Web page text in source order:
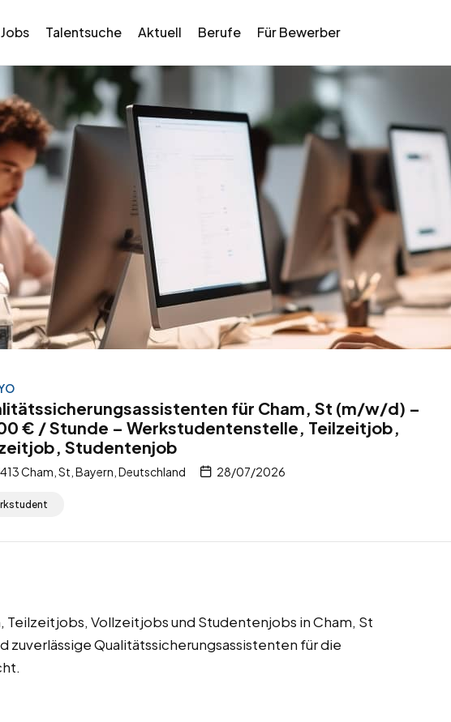
Jobs Talentsuche Aktuell Berufe Für Bewerber
für Cham, St (m/w/d) –
€ / Stunde – Werkstudentenstelle, Teilzeitjob,
Studentenjob
Cham, St, Bayern, Deutschland 28/07/2026
Teilzeitjobs, Vollzeitjobs und Studentenjobs in Cham, St
zuverlässige Qualitätssicherungsassistenten für die